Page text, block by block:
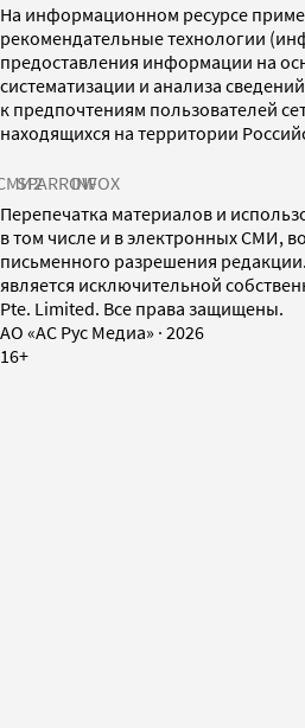
На информационном ресурсе
рекомендательные технологии
предоставления информации на
систематизации и анализа
к предпочтениям пользователей
находящихся на территории
SPARROWINFOX
Перепечатка материалов и
в том числе и в электронных СМИ,
письменного разрешения
является исключительной
Pte. Limited. Все права защищены.
AO «АС Рус Медиа» · 2026
16+